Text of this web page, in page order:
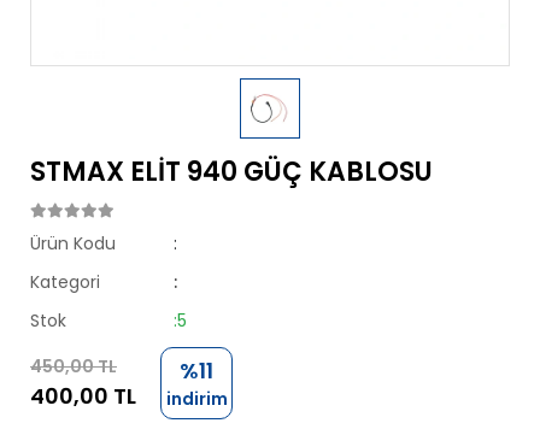
STMAX ELİT 940 GÜÇ KABLOSU
Ürün Kodu
:
Kategori
:
Stok
:5
450,00 TL
400,00 TL
%11
indirim